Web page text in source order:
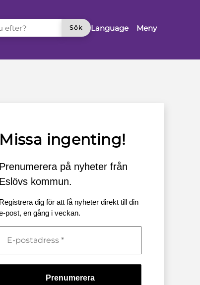
Sök
Language Meny
Missa ingenting!
Prenumerera på nyheter från
Eslövs kommun.
Registrera dig för att få nyheter direkt till din
post, en gång i veckan.